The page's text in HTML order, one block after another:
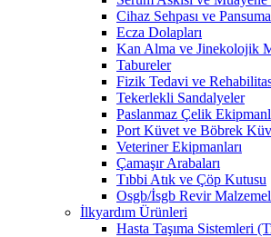
Cihaz Sehpası ve
Ecza Dolapları
Kan Alma ve Jinekolojik
Tabureler
Fizik Tedavi ve
Tekerlekli Sandalyeler
Paslanmaz Çelik
Port Küvet ve Böbrek
Veteriner Ekipmanları
Çamaşır Arabaları
Tıbbi Atık ve Çöp Kutusu
Osgb/İsgb Revir
İlkyardım Ürünleri
Hasta Taşıma Sistemleri